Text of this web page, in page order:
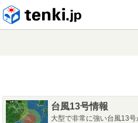
台風13号情報
大型で非常に強い台風13